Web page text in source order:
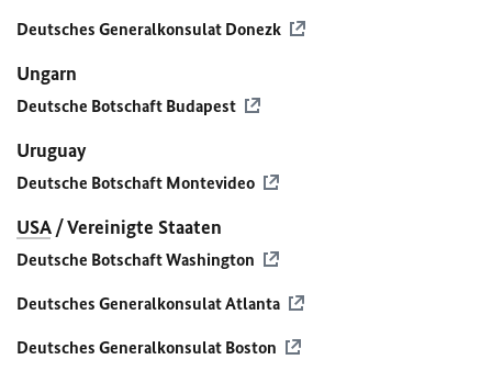
Deutsches Generalkonsulat Donezk
Ungarn
Deutsche Botschaft Budapest
Uruguay
Deutsche Botschaft Montevideo
USA/ Vereinigte Staaten
Deutsche Botschaft Washington
Deutsches Generalkonsulat Atlanta
Deutsches Generalkonsulat Boston